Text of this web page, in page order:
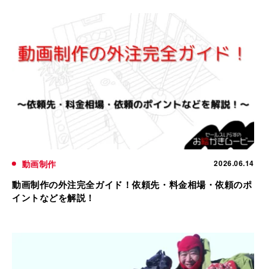
動画制作 2026.06.14
動画制作の外注完全ガイド！依頼先・料金相場・依頼のポ
イントなどを解説！